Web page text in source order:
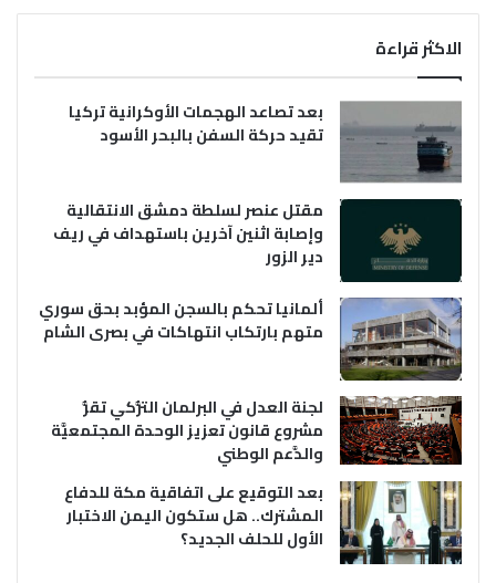
الاكثر قراءة
بعد تصاعد الهجمات الأوكرانية تركيا
تقيد حركة السفن بالبحر الأسود
مقتل عنصر لسلطة دمشق الانتقالية
وإصابة اثنين آخرين باستهداف في ريف
دير الزور
ألمانيا تحكم بالسجن المؤبد بحق سوري
متهم بارتكاب انتهاكات في بصرى الشام
لجنة العدل في البرلمان التُّركي تقرُّ
مشروع قانون تعزيز الوحدة المجتمعيَّة
والدَّعم الوطني
بعد التوقيع على اتفاقية مكة للدفاع
المشترك.. هل ستكون اليمن الاختبار
الأول للحلف الجديد؟